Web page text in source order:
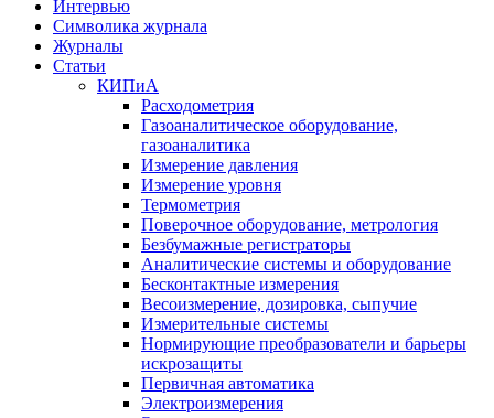
Интервью
Символика журнала
Журналы
Статьи
КИПиА
Расходометрия
Газоаналитическое оборудование,
газоаналитика
Измерение давления
Измерение уровня
Термометрия
Поверочное оборудование, метрология
Безбумажные регистраторы
Аналитические системы и оборудование
Бесконтактные измерения
Весоизмерение, дозировка, сыпучие
Измерительные системы
Нормирующие преобразователи и барьеры
искрозащиты
Первичная автоматика
Электроизмерения